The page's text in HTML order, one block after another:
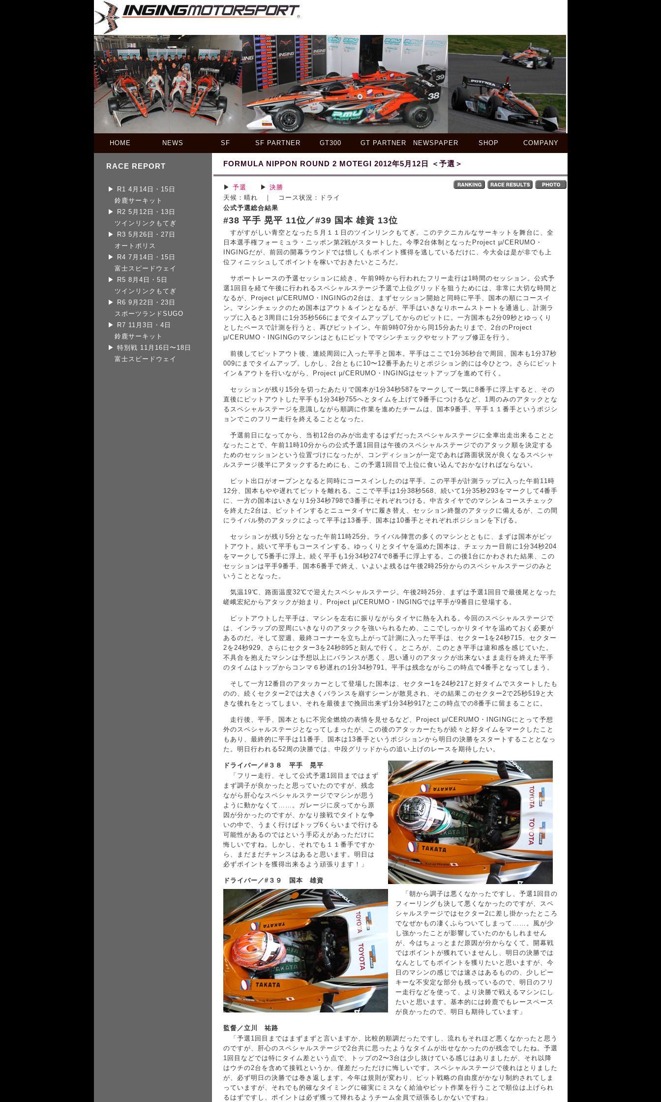
HOME NEWS SF SF PARTNER GT300 GT PARTNER NEWSPAPER SHOP COMPANY
FORMULA NIPPON ROUND 2 MOTEGI 2012年5月12日 ＜予選＞
▶ 予選 ▶ 決勝
天候：晴れ ｜ コース状況：ドライ
公式予選総合結果
#38 平手 晃平 11位／#39 国本 雄資 13位
すがすがしい青空となった５月１１日のツインリンクもてぎ。このテクニカルなサーキットを舞台に、全
日本選手権フォーミュラ・ニッポン第2戦がスタートした。今季2台体制となったProject μ/CERUMO・
INGINGだが、前回の開幕ラウンドでは惜しくもポイント獲得を逃しているだけに、今大会は是が非でも上
位フィニッシュしてポイントを稼いでおきたいところだ。
サポートレースの予選セッションに続き、午前9時から行われたフリー走行は1時間のセッション。公式予
選1回目を経て午後に行われるスペシャルステージ予選で上位グリッドを狙うためには、非常に大切な時間と
なるが、Project μ/CERUMO・INGINGの2台は、まずセッション開始と同時に平手、国本の順にコースイ
ン。マシンチェックのため国本はアウト＆インとなるが、平手はいきなりホームストートを通過し、計測ラ
ップに入ると3周目に1分35秒566にまでタイムアップしてからのピットに。一方国本も2分09秒とゆっくり
としたペースで計測を行うと、再びピットイン。午前9時07分から同15分あたりまで、2台のProject
μ/CERUMO・INGINGのマシンはともにピットでマシンチェックやセットアップ修正を行う。
前後してピットアウト後、連続周回に入った平手と国本。平手はここで1分36秒台で周回、国本も1分37秒
009にまでタイムアップ。しかし、2台ともに10〜12番手あたりとポジション的には今ひとつ。さらにピット
イン＆アウトを行いながら、Project μ/CERUMO・INGINGはセットアップを進めて行く。
セッションが残り15分を切ったあたりで国本が1分34秒587をマークして一気に8番手に浮上すると、その
直後にピットアウトした平手も1分34秒755へとタイムを上げて9番手につけるなど、1周のみのアタックとな
るスペシャルステージを意識しながら順調に作業を進めたチームは、国本9番手、平手１１番手というポジシ
ョンでこのフリー走行を終えることとなった。
予選前日になってから、当初12台のみが出走するはずだったスペシャルステージに全車出走出来ることと
なったことで、午前11時10分からの公式予選1回目は午後のスペシャルステージでのアタック順を決定する
ためのセッションという位置づけになったが、コンディションが一定であれば路面状況が良くなるスペシャ
ルステージ後半にアタックするためにも、この予選1回目で上位に食い込んでおかなければならない。
ピット出口がオープンとなると同時にコースインしたのは平手。この平手が計測ラップに入った午前11時
12分、国本もやや遅れてピットを離れる。ここで平手は1分38秒568、続いて1分35秒293をマークして4番手
に、一方の国本はいきなり1分34秒798で3番手にそれぞれつける。中古タイヤでのマシン＆コースチェック
を終えた2台は、ピットインするとニュータイヤに履き替え、セッション終盤のアタックに備えるが、この間
にライバル勢のアタックによって平手は13番手、国本は10番手とそれぞれポジションを下げる。
セッションが残り5分となった午前11時25分。ライバル陣営の多くのマシンとともに、まずは国本がピッ
トアウト。続いて平手もコースインする。ゆっくりとタイヤを温めた国本は、チェッカー目前に1分34秒204
をマークして5番手に浮上。続く平手も1分34秒274で8番手に浮上する。この後1台にかわされた結果、この
セッションは平手9番手、国本6番手で終え、いよいよ残るは午後2時25分からのスペシャルステージのみと
いうこととなった。
気温19℃、路面温度32℃で迎えたスペシャルステージ。午後2時25分、まずは予選1回目で最後尾となった
嵯峨宏紀からアタックが始まり、Project μ/CERUMO・INGINGでは平手が9番目に登場する。
ピットアウトした平手は、マシンを左右に振りながらタイヤに熱を入れる。今回のスペシャルステージで
は、インラップの翌周にいきなりのアタックを強いられるため、ここでしっかりタイヤを温めておく必要が
あるのだ。そして翌週、最終コーナーを立ち上がって計測に入った平手は、セクター1を24秒715、セクター
2を24秒929、さらにセクター3を24秒895と刻んで行く。ところが、このとき平手は違和感を感じていた。
不具合を抱えたマシンは予想以上にバランスが悪く、思い通りのアタックが出来ないまま走行を終えた平手
のタイムはトップからコンマ６秒遅れの1分34秒791。平手は残念ながらこの時点で4番手となってしまう。
そして一方12番目のアタッカーとして登場した国本は、セクター1を24秒217と好タイムでスタートしたも
のの、続くセクター2では大きくバランスを崩すシーンが散見され、その結果このセクター2で25秒519と大
きな後れをとってしまい、それを最後まで挽回出来ず1分34秒917とこの時点での8番手に留まることに。
走行後、平手、国本ともに不完全燃焼の表情を見せるなど、Project μ/CERUMO・INGINGにとって予想
外のスペシャルステージとなってしまったが、この後のアタッカーたちが続々と好タイムをマークしたこと
もあり、最終的に平手は11番手、国本は13番手というポジションから明日の決勝をスタートすることとなっ
た。明日行われる52周の決勝では、中段グリッドからの追い上げのレースを期待したい。
ドライバー／#３８ 平手 晃平
「フリー走行、そして公式予選1回目まではまず
まず調子が良かったと思っていたのですが、残念
ながら肝心なスペシャルステージでマシンが思う
ように動かなくて……。ガレージに戻ってから原
因が分かったのですが、かなり接戦でタイトな争
いの中で、うまく行けばトップ6くらいまで行ける
可能性があるのではという手応えがあっただけに
悔しいですね。しかし、それでも１１番手ですか
ら、まだまだチャンスはあると思います。明日は
必ずポイントを獲得出来るよう頑張ります！」
ドライバー／#３９ 国本 雄資
「朝から調子は悪くなかったですし、予選1回目の
フィーリングも決して悪くなかったのですが、スペ
シャルステージではセクター2に差し掛かったところ
でなぜかもの凄くふらついてしまって……。風が少
し強かったことが影響していたのかもしれません
が、今はちょっとまだ原因が分からなくて。開幕戦
ではポイントが獲れていませんし、明日の決勝では
なんとしてもポイントを獲りたいと思いますが、今
日のマシンの感じでは速さはあるものの、少しピー
キーな不安定な部分も残っているので、明日のフリ
ー走行などを使って、より決勝で戦えるマシンにし
たいと思います。基本的には鈴鹿でもレースペース
が良かったので、明日も期待しています」
監督／立川 祐路
「予選1回目まではまずまずと言いますか、比較的順調だったですし、流れもそれほど悪くなかったと思う
のですが、肝心のスペシャルステージで2台共に思ったようなタイムが出せなかったのが残念でしたね。予選
1回目などでは特にタイム差という点で、トップの2〜3台は少し抜けている感じはありましたが、それ以降
はウチの2台を含めて接戦というか、僅差だっただけに悔しいです。スペシャルステージで後れはとりました
が、必ず明日の決勝では巻き返します。今年は規則が変わり、ピット戦略の自由度がかなり制約されてしま
っていますが、それでも的確なタイミングに確実にミスなく給油やピット作業を行うことで順位は上げられ
るはずですし、ポイントは必ず獲って帰れるようチーム全員で頑張るしかないですね」
RACE REPORT
▶
R1 4月14日・15日
鈴鹿サーキット
▶ R2 5月12日・13日
ツインリンクもてぎ
▶
R3 5月26日・27日
オートポリス
▶
R4 7月14日・15日
富士スピードウェイ
▶
R5 8月4日・5日
ツインリンクもてぎ
▶
R6 9月22日・23日
スポーツランドSUGO
▶
R7 11月3日・4日
鈴鹿サーキット
▶ 特別戦 11月16日〜18日
富士スピードウェイ